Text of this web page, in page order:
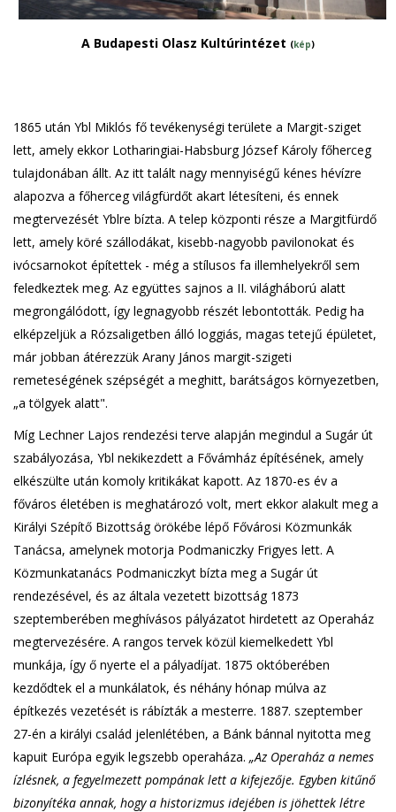
A Budapesti Olasz Kultúrintézet (kép)
1865 után Ybl Miklós fő tevékenységi területe a Margit-sziget
lett, amely ekkor Lotharingiai-Habsburg József Károly főherceg
tulajdonában állt. Az itt talált nagy mennyiségű kénes hévízre
alapozva a főherceg világfürdőt akart létesíteni, és ennek
megtervezését Yblre bízta. A telep központi része a Margitfürdő
lett, amely köré szállodákat, kisebb-nagyobb pavilonokat és
ivócsarnokot építettek - még a stílusos fa illemhelyekről sem
feledkeztek meg. Az együttes sajnos a II. világháború alatt
megrongálódott, így legnagyobb részét lebontották. Pedig ha
elképzeljük a Rózsaligetben álló loggiás, magas tetejű épületet,
már jobban átérezzük Arany János margit-szigeti
remeteségének szépségét a meghitt, barátságos környezetben,
„a tölgyek alatt".
Míg Lechner Lajos rendezési terve alapján megindul a Sugár út
szabályozása, Ybl nekikezdett a Fővámház építésének, amely
elkészülte után komoly kritikákat kapott. Az 1870-es év a
főváros életében is meghatározó volt, mert ekkor alakult meg a
Királyi Szépítő Bizottság örökébe lépő Fővárosi Közmunkák
Tanácsa, amelynek motorja Podmaniczky Frigyes lett. A
Közmunkatanács Podmaniczkyt bízta meg a Sugár út
rendezésével, és az általa vezetett bizottság 1873
szeptemberében meghívásos pályázatot hirdetett az Operaház
megtervezésére. A rangos tervek közül kiemelkedett Ybl
munkája, így ő nyerte el a pályadíjat. 1875 októberében
kezdődtek el a munkálatok, és néhány hónap múlva az
építkezés vezetését is rábízták a mesterre. 1887. szeptember
27-én a királyi család jelenlétében, a Bánk bánnal nyitotta meg
kapuit Európa egyik legszebb operaháza. „Az Operaház a nemes
ízlésnek, a fegyelmezett pompának lett a kifejezője. Egyben kitűnő
bizonyítéka annak, hogy a historizmus idejében is jöhettek létre